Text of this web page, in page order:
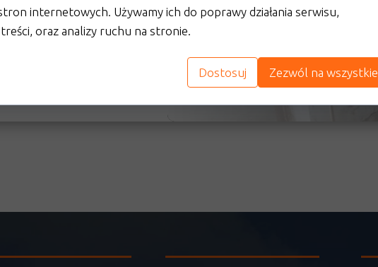
dziś, a płatność rozłóż w
finansowania oraz
internetowych. Używamy ich do poprawy działania serwisu,
oraz analizy ruchu na stronie.
Dostosuj Zezwól na wszystkie